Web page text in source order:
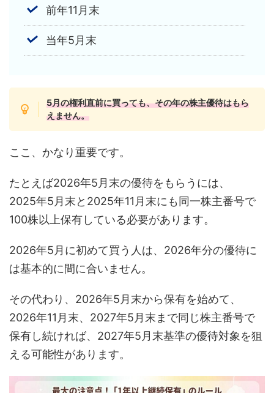
前年11月末
当年5月末
5月の権利直前に買っても、その年の株主優待はもら
えません。
ここ、かなり重要です。
たとえば2026年5月末の優待をもらうには、
2025年5月末と2025年11月末にも同一株主番号で
100株以上保有している必要があります。
2026年5月に初めて買う人は、2026年分の優待に
は基本的に間に合いません。
その代わり、2026年5月末から保有を始めて、
2026年11月末、2027年5月末まで同じ株主番号で
保有し続ければ、2027年5月末基準の優待対象を狙
える可能性があります。